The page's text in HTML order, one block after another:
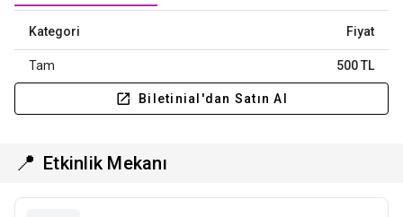
Kategori Fiyat
Tam 500 TL
Biletinial'dan Satın Al
📍 Etkinlik Mekanı